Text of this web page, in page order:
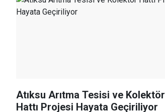
Atıksu Arıtma Tesisi ve Kolektör
Hattı Projesi Hayata Geçiriliyor